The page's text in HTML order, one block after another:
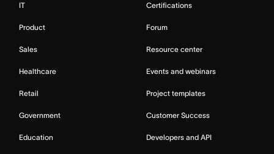
IT
Product
Sales
Healthcare
Retail
Government
Education
Certifications
Forum
Resource center
Events and webinars
Project templates
Customer Success
Developers and API